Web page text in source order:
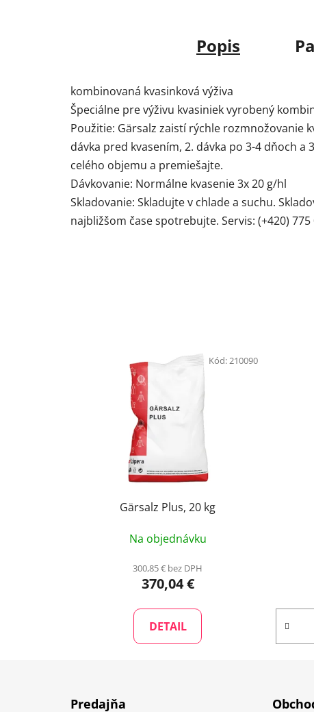
Popis
kombinovaná kvasinková výživa
Špeciálne pre výživu kvasiniek vyrobený
Použitie: Gärsalz zaistí rýchle rozmnožovanie
dávka pred kvasením, 2. dávka po 3-4 dňoch
celého objemu a premiešajte.
Dávkovanie: Normálne kvasenie 3x 20 g/hl
Skladovanie: Skladujte v chlade a suchu.
najbližšom čase spotrebujte. Servis: (+420) 775
Gärsalz Plus, 20 kg
Na objednávku
300,85 € bez DPH
370,04 €
DETAIL
Kód:210090
Predajňa